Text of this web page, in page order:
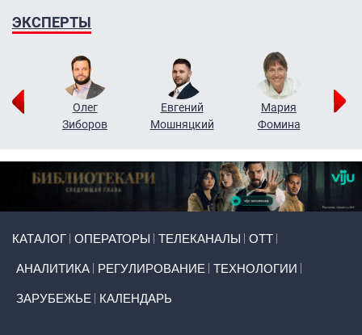
ЭКСПЕРТЫ
Олег
Зиборов
Евгений
Мошняцкий
Мария
Фомина
КАТАЛОГ ОПЕРАТОРЫ ТЕЛЕКАНАЛЫ ОТТ
АНАЛИТИКА РЕГУЛИРОВАНИЕ ТЕХНОЛОГИИ
ЗАРУБЕЖЬЕ КАЛЕНДАРЬ